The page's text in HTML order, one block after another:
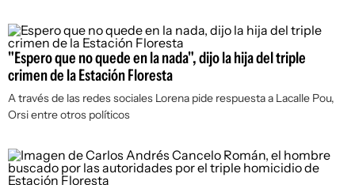
"Espero que no quede en la nada", dijo la hija del triple
crimen de la Estación Floresta
A través de las redes sociales Lorena pide respuesta a Lacalle Pou,
Orsi entre otros políticos